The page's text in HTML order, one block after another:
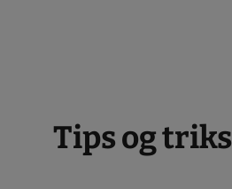
Tips og triks